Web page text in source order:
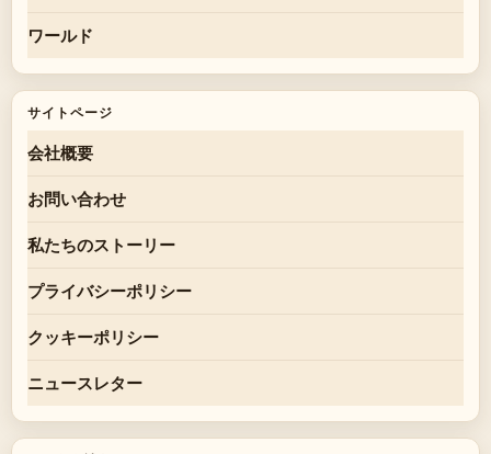
ワールド
サイトページ
会社概要
お問い合わせ
私たちのストーリー
プライバシーポリシー
クッキーポリシー
ニュースレター